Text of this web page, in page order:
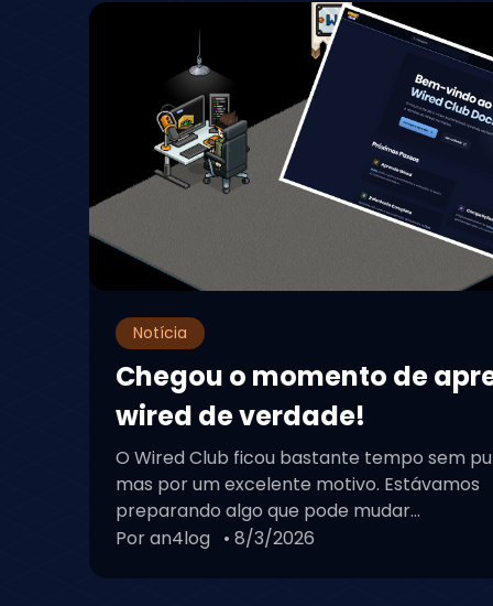
Notícia
Chegou o momento de
wired de verdade!
O Wired Club ficou bastante tempo sem
mas por um excelente motivo. Estávamos
preparando algo que pode mudar...
Por an4log • 8/3/2026